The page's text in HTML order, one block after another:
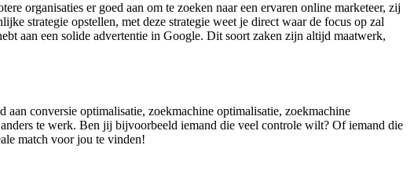
organisaties er goed aan om te zoeken naar een ervaren online marketeer, zij
strategie opstellen, met deze strategie weet je direct waar de focus op zal
aan een solide advertentie in Google. Dit soort zaken zijn altijd maatwerk,
conversie optimalisatie, zoekmachine optimalisatie, zoekmachine
te werk. Ben jij bijvoorbeeld iemand die veel controle wilt? Of iemand die
match voor jou te vinden!